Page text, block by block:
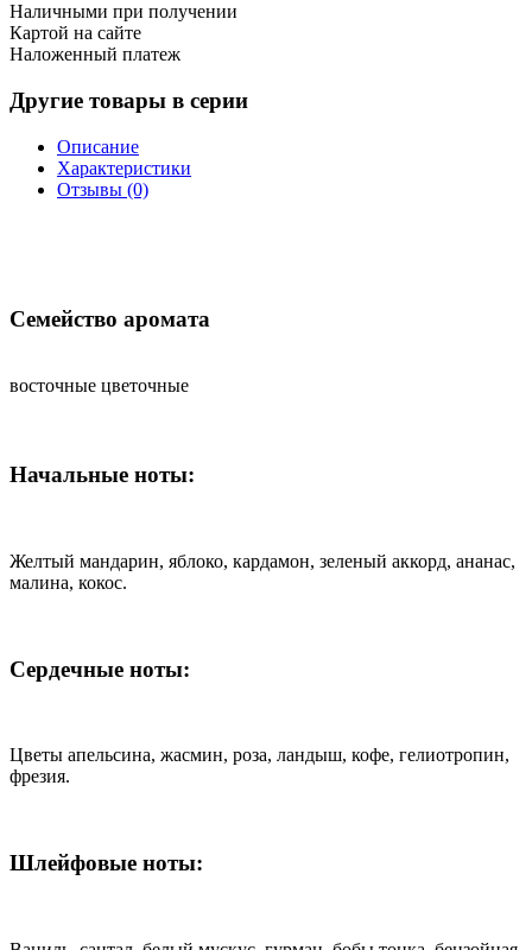
Наличными при получении
Картой на сайте
Наложенный платеж
Другие товары в серии
Описание
Характеристики
Отзывы (0)
Семейство аромата
восточные цветочные
Начальные ноты:
Желтый мандарин, яблоко, кардамон, зеленый аккорд, ананас,
малина, кокос.
Сердечные ноты:
Цветы апельсина, жасмин, роза, ландыш, кофе, гелиотропин,
фрезия.
Шлейфовые ноты: